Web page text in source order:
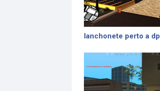
lanchonete perto a dp